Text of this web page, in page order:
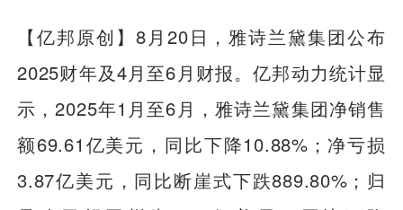
【亿邦原创】 8月20日，雅诗兰黛集团公布
2025财年及4月至6月财报。亿邦动力统计显
示，2025年1月至6月，雅诗兰黛集团净销售
额69.61亿美元，同比下降10.88%；净亏损
3.87亿美元，同比断崖式下跌889.80%；归